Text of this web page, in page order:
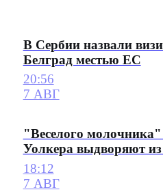
В Сербии назвали
Белград местью ЕС
20:56
7 АВГ
"Веселого
Уолкера выдворяют из
18:12
7 АВГ